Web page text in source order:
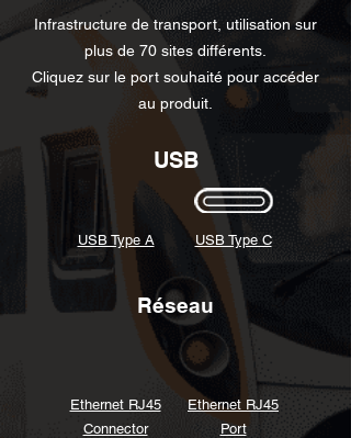
Infrastructure de transport, utilisation sur
plus de 70 sites différents.
Cliquez sur le port souhaité pour accéder
au produit.
USB
USB Type A USB Type C
Réseau
Ethernet RJ45
Connector
Ethernet RJ45
Port